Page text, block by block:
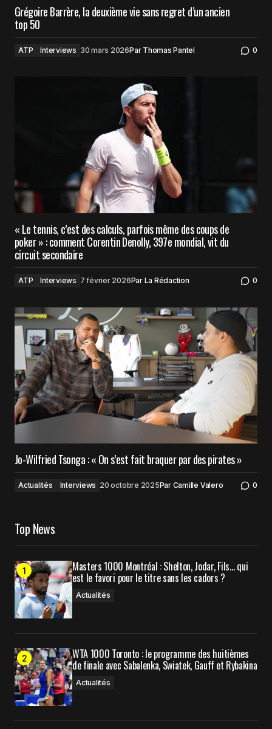
Grégoire Barrère, la deuxième vie sans regret d’un ancien
top 50
ATP Interviews 30 mars 2026Par Thomas Pantel 0
« Le tennis, c’est des calculs, parfois même des coups de
poker » : comment Corentin Denolly, 397e mondial, vit du
circuit secondaire
ATP Interviews 7 février 2026Par La Rédaction 0
Jo-Wilfried Tsonga : « On s’est fait braquer par des pirates »
Actualités Interviews 20 octobre 2025Par Camille Valero 0
Top News
Masters 1000 Montréal : Shelton, Jodar, Fils… qui
est le favori pour le titre sans les cadors ?
Actualités
WTA 1000 Toronto : le programme des huitièmes
de finale avec Sabalenka, Swiatek, Gauff et Rybakina
Actualités